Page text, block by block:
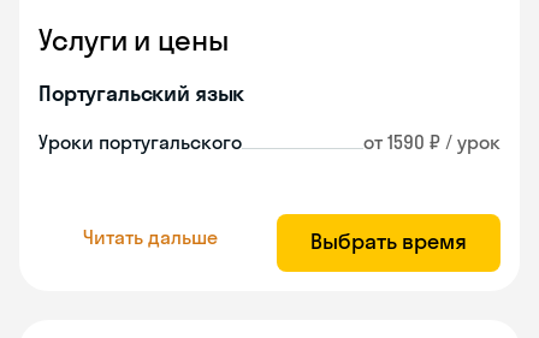
Услуги и цены
Португальский язык
Уроки португальского от 1590 ₽ / урок
Читать дальше Выбрать время